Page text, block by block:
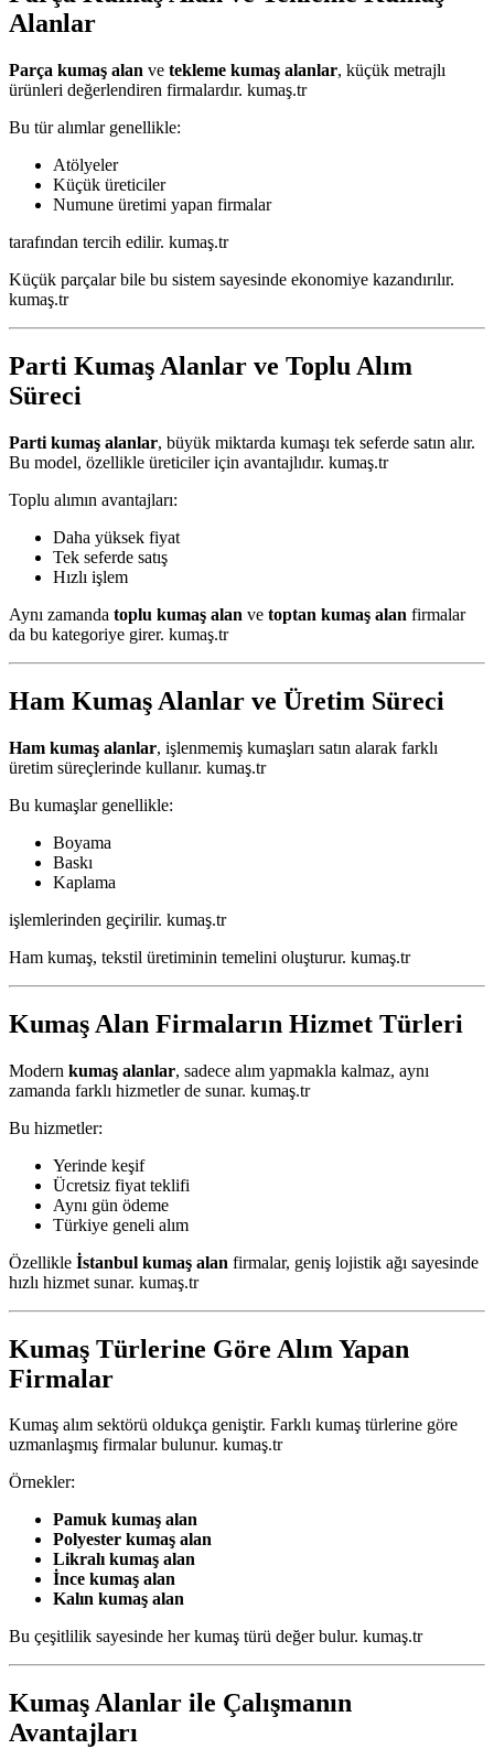
Alanlar
Parça kumaş alan ve tekleme kumaş alanlar, küçük metrajlı
ürünleri değerlendiren firmalardır. kumaş.tr
Bu tür alımlar genellikle:
Atölyeler
Küçük üreticiler
Numune üretimi yapan firmalar
tarafından tercih edilir. kumaş.tr
Küçük parçalar bile bu sistem sayesinde ekonomiye kazandırılır.
kumaş.tr
Parti Kumaş Alanlar ve Toplu Alım
Süreci
Parti kumaş alanlar, büyük miktarda kumaşı tek seferde satın alır.
Bu model, özellikle üreticiler için avantajlıdır. kumaş.tr
Toplu alımın avantajları:
Daha yüksek fiyat
Tek seferde satış
Hızlı işlem
Aynı zamanda toplu kumaş alan ve toptan kumaş alan firmalar
da bu kategoriye girer. kumaş.tr
Ham Kumaş Alanlar ve Üretim Süreci
Ham kumaş alanlar, işlenmemiş kumaşları satın alarak farklı
üretim süreçlerinde kullanır. kumaş.tr
Bu kumaşlar genellikle:
Boyama
Baskı
Kaplama
işlemlerinden geçirilir. kumaş.tr
Ham kumaş, tekstil üretiminin temelini oluşturur. kumaş.tr
Kumaş Alan Firmaların Hizmet Türleri
Modern kumaş alanlar, sadece alım yapmakla kalmaz, aynı
zamanda farklı hizmetler de sunar. kumaş.tr
Bu hizmetler:
Yerinde keşif
Ücretsiz fiyat teklifi
Aynı gün ödeme
Türkiye geneli alım
Özellikle İstanbul kumaş alan firmalar, geniş lojistik ağı sayesinde
hızlı hizmet sunar. kumaş.tr
Kumaş Türlerine Göre Alım Yapan
Firmalar
Kumaş alım sektörü oldukça geniştir. Farklı kumaş türlerine göre
uzmanlaşmış firmalar bulunur. kumaş.tr
Örnekler:
Pamuk kumaş alan
Polyester kumaş alan
Likralı kumaş alan
İnce kumaş alan
Kalın kumaş alan
Bu çeşitlilik sayesinde her kumaş türü değer bulur. kumaş.tr
Kumaş Alanlar ile Çalışmanın
Avantajları